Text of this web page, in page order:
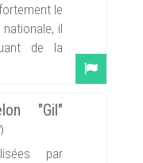
le
nationale, il
de la
"Gil"
par